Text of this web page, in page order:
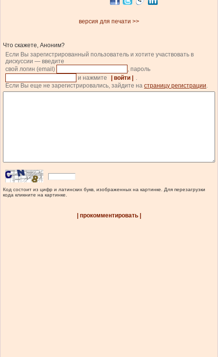
версия для печати >>
Что скажете, Аноним?
Если Вы зарегистрированный пользователь и хотите участвовать в
дискуссии — введите
свой логин (email)
, пароль
и нажмите
| войти |
.
Если Вы еще не зарегистрировались, зайдите на страницу регистрации.
Код состоит из цифр и латинских букв, изображенных на картинке. Для перезагрузки
кода кликните на картинке.
| прокомментировать |